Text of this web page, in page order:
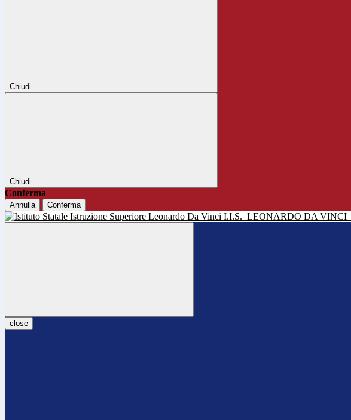
Chiudi
Chiudi
Conferma
Annulla Conferma
I.I.S. LEONARDO DA VINCI
close